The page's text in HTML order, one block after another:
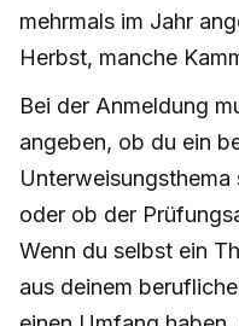
mehrmals im Jahr
Herbst, manche
Bei der Anmeldung
angeben, ob du ein
oder ob der
Wenn du selbst ein
aus deinem